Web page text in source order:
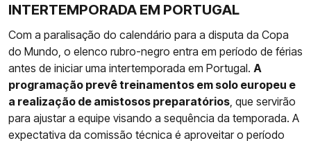
INTERTEMPORADA EM PORTUGAL
Com a paralisação do calendário para a disputa da Copa
do Mundo, o elenco rubro-negro entra em período de férias
antes de iniciar uma intertemporada em Portugal. A
programação prevê treinamentos em solo europeu e
a realização de amistosos preparatórios , que servirão
para ajustar a equipe visando a sequência da temporada. A
expectativa da comissão técnica é aproveitar o período